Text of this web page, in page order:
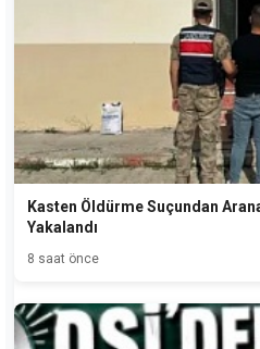
Kasten Öldürme Suçundan
Yakalandı
8 saat önce